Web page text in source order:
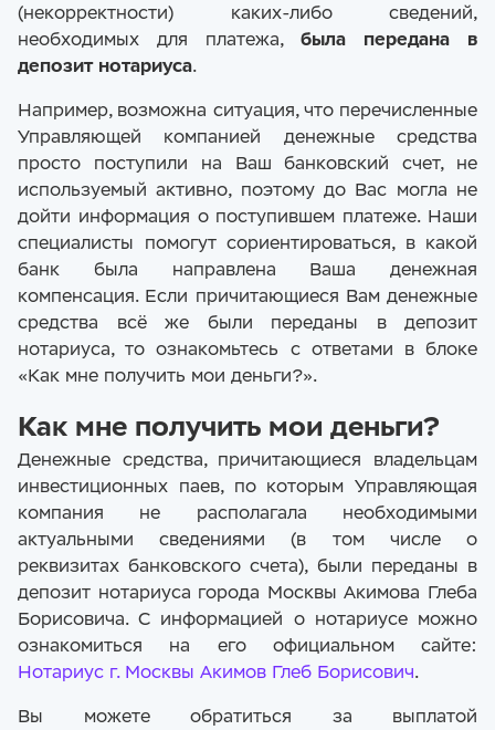
(некорректности) каких-либо сведений,
необходимых для платежа, была передана в
депозит нотариуса.
Например, возможна ситуация, что перечисленные
Управляющей компанией денежные средства
просто поступили на Ваш банковский счет, не
используемый активно, поэтому до Вас могла не
дойти информация о поступившем платеже. Наши
специалисты помогут сориентироваться, в какой
банк была направлена Ваша денежная
компенсация. Если причитающиеся Вам денежные
средства всё же были переданы в депозит
нотариуса, то ознакомьтесь с ответами в блоке
«Как мне получить мои деньги?».
Как мне получить мои деньги?
Денежные средства, причитающиеся владельцам
инвестиционных паев, по которым Управляющая
компания не располагала необходимыми
актуальными сведениями (в том числе о
реквизитах банковского счета), были переданы в
депозит нотариуса города Москвы Акимова Глеба
Борисовича. С информацией о нотариусе можно
ознакомиться на его официальном сайте:
Нотариус г. Москвы Акимов Глеб Борисович.
Вы можете обратиться за выплатой
Подписка на раскрываемую
информацию
E-mail
Все категории
Подписаться